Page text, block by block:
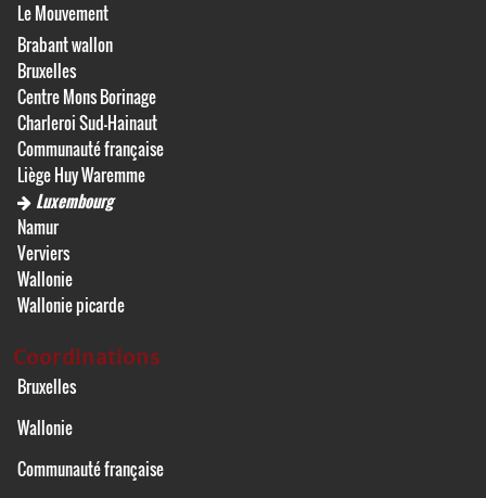
Le Mouvement
Brabant wallon
Bruxelles
Centre Mons Borinage
Charleroi Sud-Hainaut
Communauté française
Liège Huy Waremme
Luxembourg
Namur
Verviers
Wallonie
Wallonie picarde
Coordinations
Bruxelles
Wallonie
Communauté française